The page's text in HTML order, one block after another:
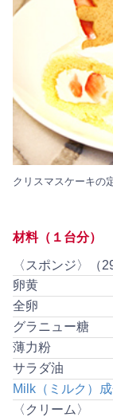
クリスマスケーキの
材料（１台分）
〈スポンジ〉（
卵黄
全卵
グラニュー糖
薄力粉
サラダ油
Milk（ミルク）
〈クリーム〉